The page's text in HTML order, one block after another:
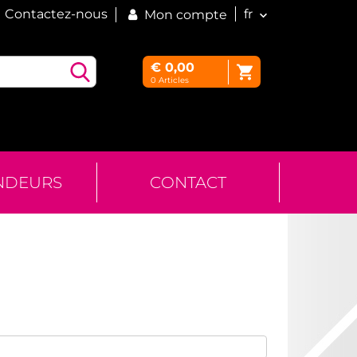
€ 0,00
0 Articles
fr
Mon compte
Contactez-nous
CONTACT